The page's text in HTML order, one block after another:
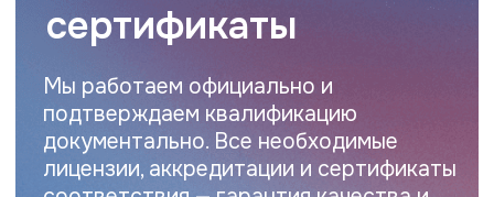
Клиентам
Главная
О компании
Услуги
Новости
Статьи
Контакты
Прайс-лист